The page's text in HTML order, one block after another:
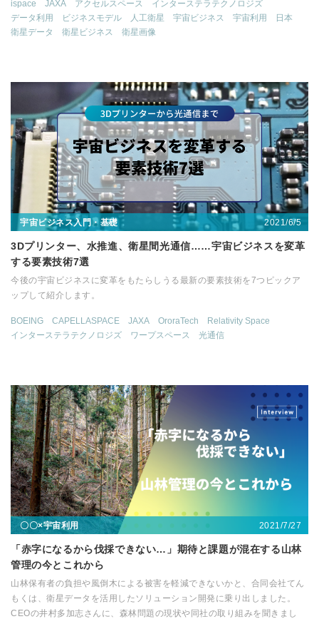
ispace JAXA アクセルスペース
インターステラテクノロジズ
データ利用
ビジネスモデル 人工衛星 宇宙ビジネス 宇宙利用
日本
衛星データ
衛星ビジネス 衛星画像
宇宙ビジネス入門・基礎 2021/6/5
3Dプリンター、水推進、衛星間光通信……宇宙ビジネスを変革
する要素技術7選
今後の宇宙ビジネスに変革をもたらしうる最新の要素技術を7つピックア
ップして紹介します。
BOEING CAPELLASPACE JAXA OroraTech
Relativity Space
インターステラテクノロジズ
ワープスペース 光通信
〇〇×宇宙利用 2021/7/27
「赤字になるから伐採できない…」期待と課題が混在する山林
管理の今とこれから
山林保有者の負担や風倒木による被害を軽減できないかと、合同会社てん
もくは、衛星データを活用したソリューション開発に乗り出しました。
CEOの井村多加志さんに、森林問題の現状や同社の取り組みを聞きまし